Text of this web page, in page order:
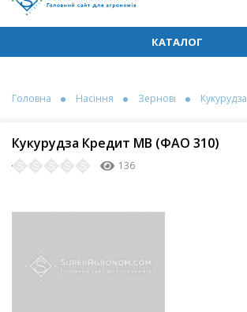
КАТАЛОГ
Головна Насіння Зернові Кукурудза
Кукурудза Кредит МВ (ФАО 310)
136